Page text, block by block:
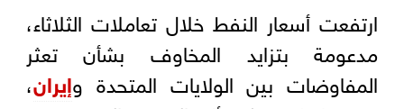
ارتفعت أسعار النفط خلال تعاملات الثلاثاء،
مدعومة بتزايد المخاوف بشأن تعثر
المفاوضات بين الولايات المتحدة وإيران،